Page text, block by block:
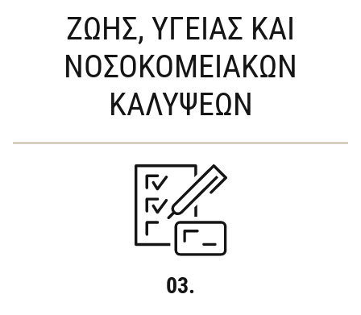
ΖΩΗΣ, ΥΓΕΙΑΣ ΚΑΙ
ΝΟΣΟΚΟΜΕΙΑΚΩΝ
ΚΑΛΥΨΕΩΝ
03.